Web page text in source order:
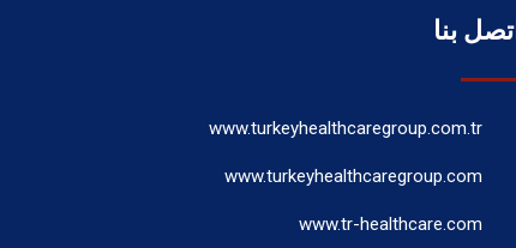
اتصل بنا
www.turkeyhealthcaregroup.com.tr
www.turkeyhealthcaregroup.com
www.tr-healthcare.com